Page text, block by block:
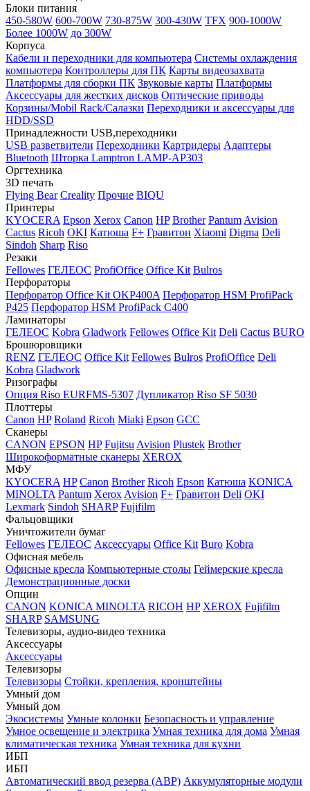
Блоки питания
450-580W 600-700W 730-875W 300-430W TFX 900-1000W
Более 1000W до 300W
Корпуса
Кабели и переходники для компьютера Системы охлаждения
компьютера Контроллеры для ПК Карты видеозахвата
Платформы для сборки ПК Звуковые карты Платформы
Аксессуары для жестких дисков Оптические приводы
Корзины/Mobil Rack/Салазки Переходники и аксессуары для
HDD/SSD
Принадлежности USB,переходники
USB разветвители Переходники Картридеры Адаптеры
Bluetooth Шторка Lamptron LAMP-AP303
Оргтехника
3D печать
Flying Bear Creality Прочие BIQU
Принтеры
KYOCERA Epson Xerox Canon HP Brother Pantum Avision
Cactus Ricoh OKI Катюша F+ Гравитон Xiaomi Digma Deli
Sindoh Sharp Riso
Резаки
Fellowes ГЕЛЕОС ProfiOffice Office Kit Bulros
Перфораторы
Перфоратор Office Kit OKP400A Перфоратор HSM ProfiPack
P425 Перфоратор HSM ProfiPack C400
Ламинаторы
ГЕЛЕОС Kobra Gladwork Fellowes Office Kit Deli Cactus BURO
Брошюровщики
RENZ ГЕЛЕОС Office Kit Fellowes Bulros ProfiOffice Deli
Kobra Gladwork
Ризографы
Опция Riso EURFMS-5307 Дупликатор Riso SF 5030
Плоттеры
Canon HP Roland Ricoh Miaki Epson GCC
Сканеры
CANON EPSON HP Fujitsu Avision Plustek Brother
Широкоформатные сканеры XEROX
МФУ
KYOCERA HP Canon Brother Ricoh Epson Катюша KONICA
MINOLTA Pantum Xerox Avision F+ Гравитон Deli OKI
Lexmark Sindoh SHARP Fujifilm
Фальцовщики
Уничтожители бумаг
Fellowes ГЕЛЕОС Аксессуары Office Kit Buro Kobra
Офисная мебель
Офисные кресла Компьютерные столы Геймерские кресла
Демонстрационные доски
Опции
CANON KONICA MINOLTA RICOH HP XEROX Fujifilm
SHARP SAMSUNG
Телевизоры, аудио-видео техника
Аксессуары
Аксессуары
Телевизоры
Телевизоры Стойки, крепления, кронштейны
Умный дом
Умный дом
Экосистемы Умные колонки Безопасность и управление
Умное освещение и электрика Умная техника для дома Умная
климатическая техника Умная техника для кухни
ИБП
ИБП
Автоматический ввод резерва (АВР) Аккумуляторные модули